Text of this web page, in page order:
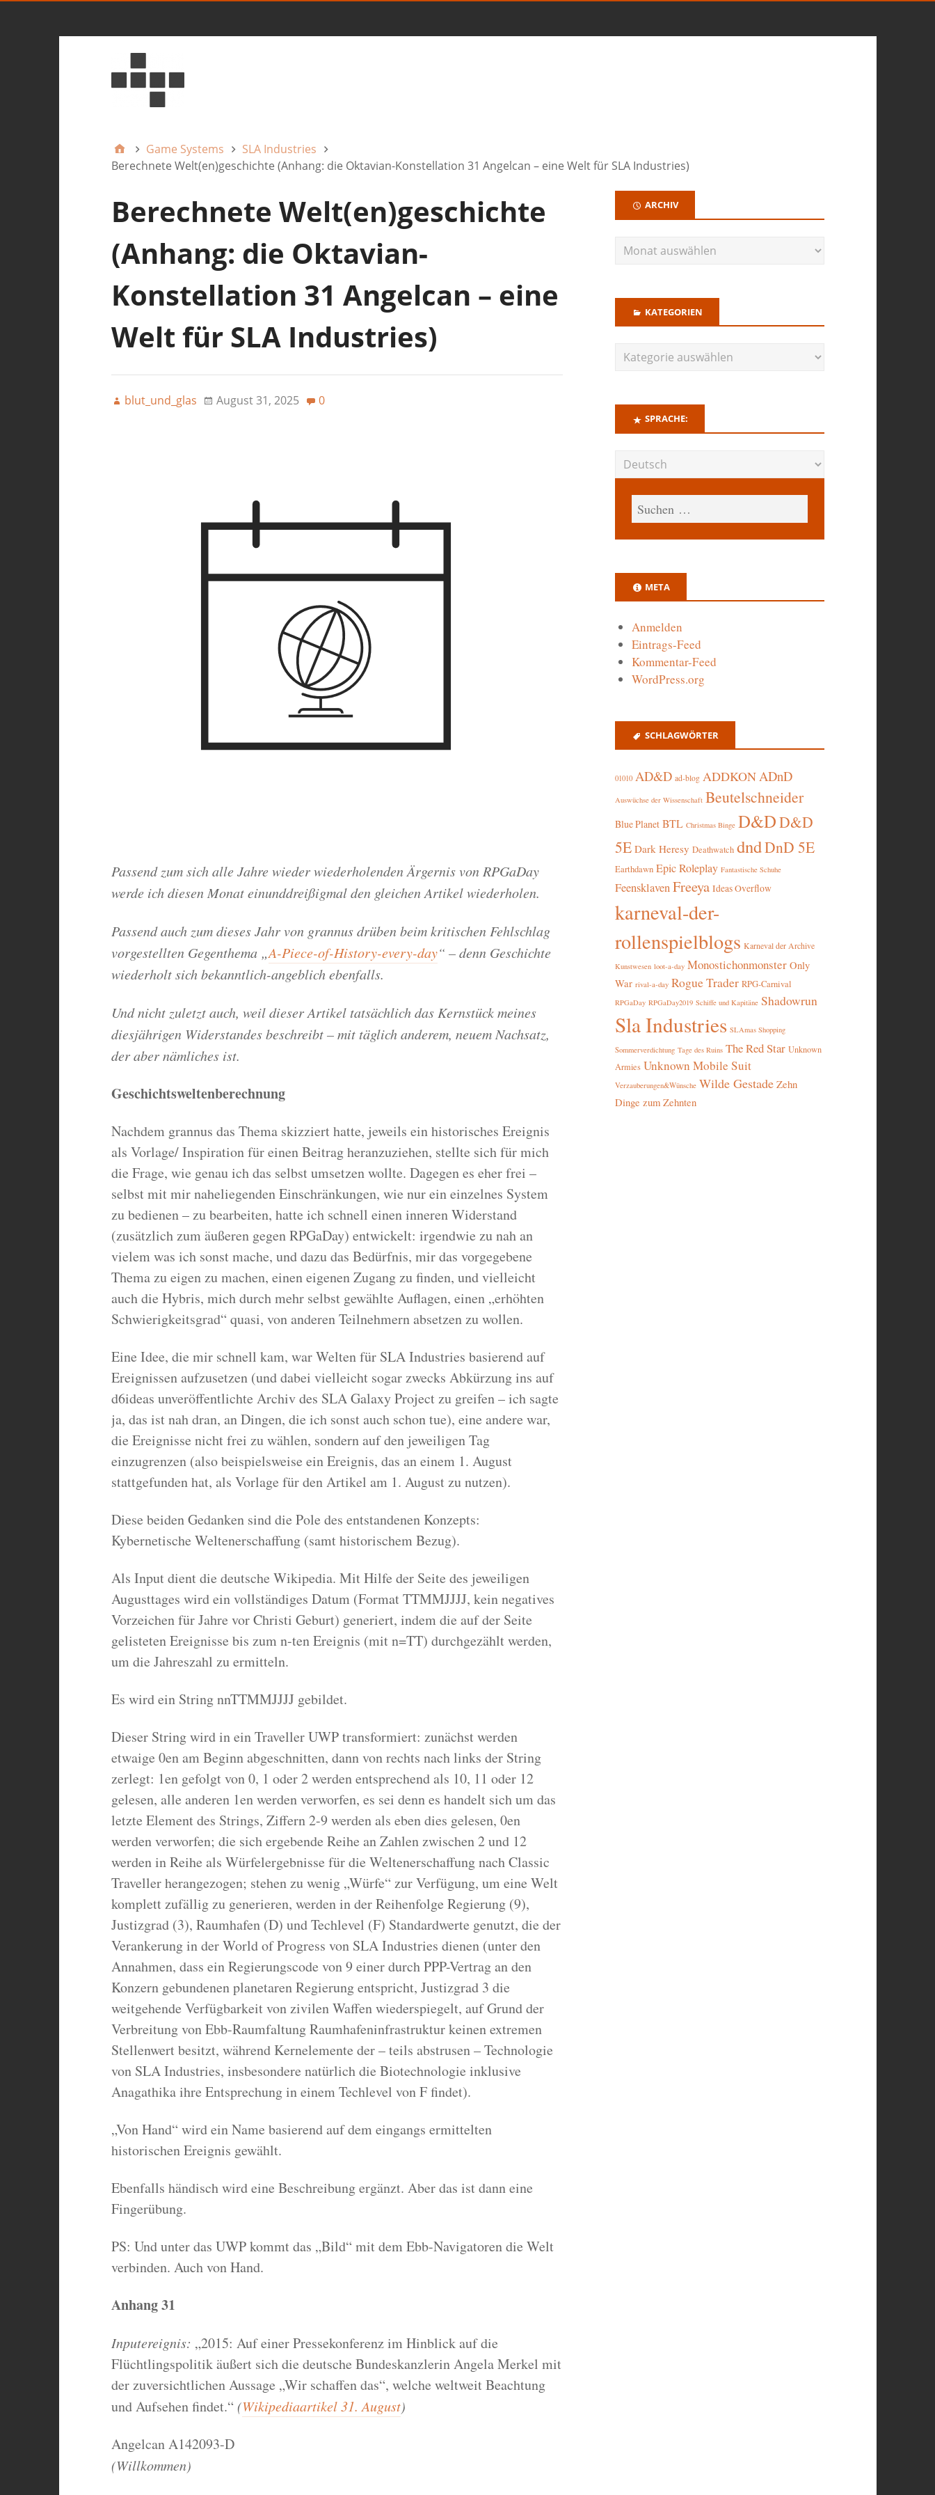
Game Systems
SLA Industries
Berechnete Welt(en)geschichte (Anhang: die Oktavian-Konstellation 31 Angelcan – eine Welt für SLA Industries)
Berechnete Welt(en)geschichte
(Anhang: die Oktavian-
Konstellation 31 Angelcan – eine
Welt für SLA Industries)
blut_und_glas August 31, 2025 0
Passend zum sich alle Jahre wieder wiederholenden Ärgernis von RPGaDay
werde ich diesen Monat einunddreißigmal den gleichen Artikel wiederholen.
Passend auch zum dieses Jahr von grannus drüben beim kritischen Fehlschlag
vorgestellten Gegenthema „A-Piece-of-History-every-day“ – denn Geschichte
wiederholt sich bekanntlich-angeblich ebenfalls.
Und nicht zuletzt auch, weil dieser Artikel tatsächlich das Kernstück meines
diesjährigen Widerstandes beschreibt – mit täglich anderem, neuem Nachsatz,
der aber nämliches ist.
Geschichtsweltenberechnung
Nachdem grannus das Thema skizziert hatte, jeweils ein historisches Ereignis
als Vorlage/ Inspiration für einen Beitrag heranzuziehen, stellte sich für mich
die Frage, wie genau ich das selbst umsetzen wollte. Dagegen es eher frei –
selbst mit mir naheliegenden Einschränkungen, wie nur ein einzelnes System
zu bedienen – zu bearbeiten, hatte ich schnell einen inneren Widerstand
(zusätzlich zum äußeren gegen RPGaDay) entwickelt: irgendwie zu nah an
vielem was ich sonst mache, und dazu das Bedürfnis, mir das vorgegebene
Thema zu eigen zu machen, einen eigenen Zugang zu finden, und vielleicht
auch die Hybris, mich durch mehr selbst gewählte Auflagen, einen „erhöhten
Schwierigkeitsgrad“ quasi, von anderen Teilnehmern absetzen zu wollen.
Eine Idee, die mir schnell kam, war Welten für SLA Industries basierend auf
Ereignissen aufzusetzen (und dabei vielleicht sogar zwecks Abkürzung ins auf
d6ideas unveröffentlichte Archiv des SLA Galaxy Project zu greifen – ich sagte
ja, das ist nah dran, an Dingen, die ich sonst auch schon tue), eine andere war,
die Ereignisse nicht frei zu wählen, sondern auf den jeweiligen Tag
einzugrenzen (also beispielsweise ein Ereignis, das an einem 1. August
stattgefunden hat, als Vorlage für den Artikel am 1. August zu nutzen).
Diese beiden Gedanken sind die Pole des entstandenen Konzepts:
Kybernetische Weltenerschaffung (samt historischem Bezug).
Als Input dient die deutsche Wikipedia. Mit Hilfe der Seite des jeweiligen
Augusttages wird ein vollständiges Datum (Format TTMMJJJJ, kein negatives
Vorzeichen für Jahre vor Christi Geburt) generiert, indem die auf der Seite
gelisteten Ereignisse bis zum n-ten Ereignis (mit n=TT) durchgezählt werden,
um die Jahreszahl zu ermitteln.
Es wird ein String nnTTMMJJJJ gebildet.
Dieser String wird in ein Traveller UWP transformiert: zunächst werden
etwaige 0en am Beginn abgeschnitten, dann von rechts nach links der String
zerlegt: 1en gefolgt von 0, 1 oder 2 werden entsprechend als 10, 11 oder 12
gelesen, alle anderen 1en werden verworfen, es sei denn es handelt sich um das
letzte Element des Strings, Ziffern 2-9 werden als eben dies gelesen, 0en
werden verworfen; die sich ergebende Reihe an Zahlen zwischen 2 und 12
werden in Reihe als Würfelergebnisse für die Weltenerschaffung nach Classic
Traveller herangezogen; stehen zu wenig „Würfe“ zur Verfügung, um eine Welt
komplett zufällig zu generieren, werden in der Reihenfolge Regierung (9),
Justizgrad (3), Raumhafen (D) und Techlevel (F) Standardwerte genutzt, die der
Verankerung in der World of Progress von SLA Industries dienen (unter den
Annahmen, dass ein Regierungscode von 9 einer durch PPP-Vertrag an den
Konzern gebundenen planetaren Regierung entspricht, Justizgrad 3 die
weitgehende Verfügbarkeit von zivilen Waffen wiederspiegelt, auf Grund der
Verbreitung von Ebb-Raumfaltung Raumhafeninfrastruktur keinen extremen
Stellenwert besitzt, während Kernelemente der – teils abstrusen – Technologie
von SLA Industries, insbesondere natürlich die Biotechnologie inklusive
Anagathika ihre Entsprechung in einem Techlevel von F findet).
„Von Hand“ wird ein Name basierend auf dem eingangs ermittelten
historischen Ereignis gewählt.
Ebenfalls händisch wird eine Beschreibung ergänzt. Aber das ist dann eine
Fingerübung.
PS: Und unter das UWP kommt das „Bild“ mit dem Ebb-Navigatoren die Welt
verbinden. Auch von Hand.
Anhang 31
Inputereignis: „2015: Auf einer Pressekonferenz im Hinblick auf die
Flüchtlingspolitik äußert sich die deutsche Bundeskanzlerin Angela Merkel mit
der zuversichtlichen Aussage „Wir schaffen das“, welche weltweit Beachtung
und Aufsehen findet.“ (Wikipediaartikel 31. August)
Angelcan A142093-D
(Willkommen)
ARCHIV
KATEGORIEN
SPRACHE:
META
Anmelden
Eintrags-Feed
Kommentar-Feed
WordPress.org
SCHLAGWÖRTER
01010 AD&D ad-blog ADDKONADnD
Auswüchse der Wissenschaft Beutelschneider
Blue Planet BTL Christmas Binge D&DD&D
5E Dark Heresy Deathwatch dndDnD 5E
Earthdawn Epic Roleplay Fantastische Schuhe
Feensklaven Freeya Ideas Overflow
karneval-der-
rollenspielblogs Karneval der Archive
Kunstwesen loot-a-day Monostichonmonster Only
War rival-a-day Rogue Trader RPG-Carnival
RPGaDay RPGaDay2019 Schiffe und Kapitäne Shadowrun
Sla Industries SLAmas Shopping
Sommerverdichtung Tage des Ruins The Red Star Unknown
Armies Unknown Mobile Suit
Verzauberungen&Wünsche Wilde Gestade Zehn
Dinge zum Zehnten